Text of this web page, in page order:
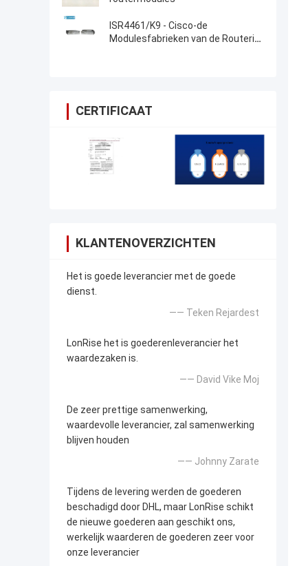
ISR4461/K9 - Cisco-de
Modulesfabrieken van de Routerisr
CERTIFICAAT
KLANTENOVERZICHTEN
Het is goede leverancier met de goede
dienst.
—— Teken Rejardest
LonRise het is goederenleverancier het
waardezaken is.
—— David Vike Moj
De zeer prettige samenwerking,
waardevolle leverancier, zal samenwerking
blijven houden
—— Johnny Zarate
Tijdens de levering werden de goederen
beschadigd door DHL, maar LonRise schikt
de nieuwe goederen aan geschikt ons,
werkelijk waarderen de goederen zeer voor
onze leverancier